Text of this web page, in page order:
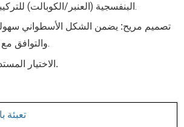
البنفسجية (العنبر/الكوبالت) للتركيبات الحساسة للضوء.
تصميم مريح: يضمن الشكل الأسطواني
والتوافق مع خطوط التعبئة الآلية.
الاختيار تصنيع واعي بيئيًا.
تعبئة